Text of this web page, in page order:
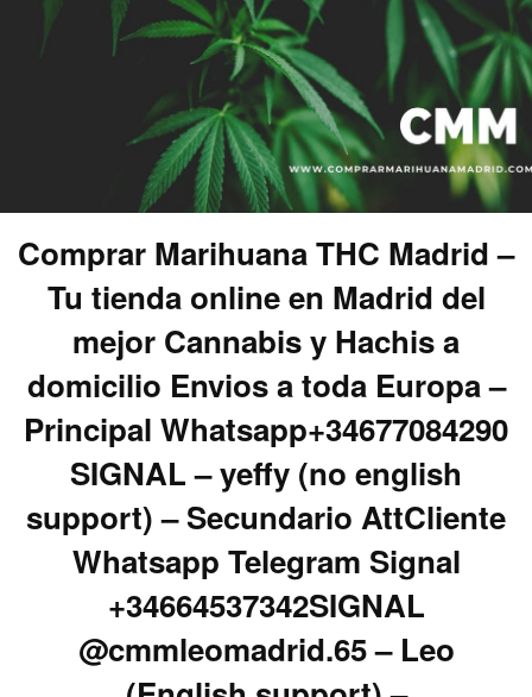
Comprar Marihuana THC Madrid –
Tu tienda online en Madrid del
mejor Cannabis y Hachis a
domicilio Envios a toda Europa –
Principal Whatsapp+34677084290
SIGNAL – yeffy (no english
support) – Secundario AttCliente
Whatsapp Telegram Signal
+34664537342SIGNAL
@cmmleomadrid.65 – Leo